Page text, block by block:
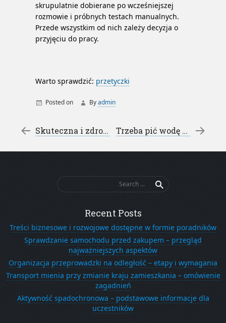
skrupulatnie dobierane po wcześniejszej
rozmowie i próbnych testach manualnych.
Przede wszystkim od nich zależy decyzja o
przyjęciu do pracy.
Warto sprawdzić: przetyczki
Posted on Byadmin
węże hydrauliczne
Post navigation
←
Skuteczna i zdrowa dieta – dieta 1000 kalorii jadłospis Trzeba pić wodę – dostawy wody
Search
for:
Recent Posts
Treści biznesowe i rozwojowe dostępne w formie poradników
Sprawdzanie samochodu przed zakupem – przegląd
najważniejszych aspektów
Organizacja przeprowadzki na odległość – etapy i wymagania
Transport mienia przy zmianie kraju zamieszkania – omówienie
zagadnień
Aktywność spadochronowa – podstawowe informacje dla
uczestników